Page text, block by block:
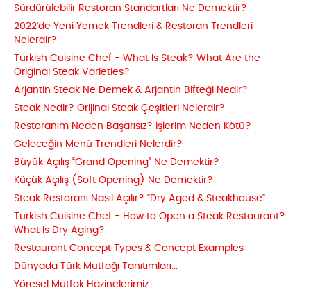
Sürdürülebilir Restoran Standartları Ne Demektir?
2022'de Yeni Yemek Trendleri & Restoran Trendleri
Nelerdir?
Turkish Cuisine Chef - What Is Steak? What Are the
Original Steak Varieties?
Arjantin Steak Ne Demek & Arjantin Bifteği Nedir?
Steak Nedir? Orijinal Steak Çeşitleri Nelerdir?
Restoranım Neden Başarısız? İşlerim Neden Kötü?
Geleceğin Menü Trendleri Nelerdir?
Büyük Açılış “Grand Opening” Ne Demektir?
Küçük Açılış (Soft Opening) Ne Demektir?
Steak Restoranı Nasıl Açılır? "Dry Aged & Steakhouse"
Turkish Cuisine Chef - How to Open a Steak Restaurant?
What Is Dry Aging?
Restaurant Concept Types & Concept Examples
Dünyada Türk Mutfağı Tanıtımları...
Yöresel Mutfak Hazinelerimiz...